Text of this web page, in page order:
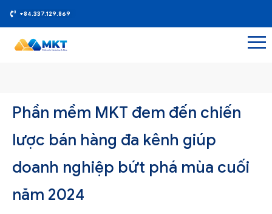
+84.337.129.869
Phần mềm MKT đem đến chiến
lược bán hàng đa kênh giúp
doanh nghiệp bứt phá mùa cuối
năm 2024